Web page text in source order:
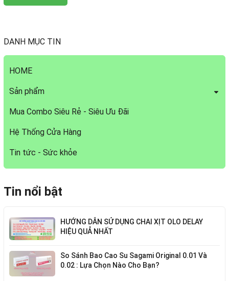
DANH MỤC TIN
HOME
Sản phẩm
Mua Combo Siêu Rẻ - Siêu Ưu Đãi
Hệ Thống Cửa Hàng
Tin tức - Sức khỏe
Tin nổi bật
HƯỚNG DẪN SỬ DỤNG CHAI XỊT OLO DELAY
HIỆU QUẢ NHẤT
So Sánh Bao Cao Su Sagami Original 0.01 Và
0.02 : Lựa Chọn Nào Cho Bạn?